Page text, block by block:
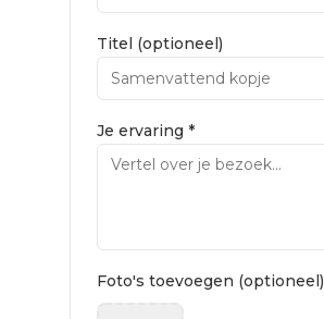
Titel (optioneel)
Je ervaring *
Foto's toevoegen (optioneel)